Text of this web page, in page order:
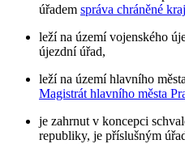
úřadem správa chráněné
leží na území vojenského
újezdní úřad,
leží na území hlavního
Magistrát hlavního města
je zahrnut v koncepci
republiky, je příslušným